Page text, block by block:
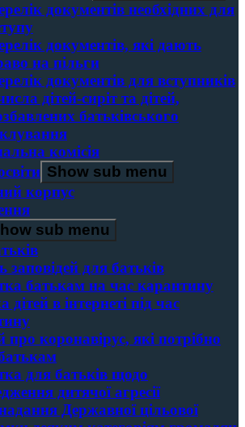
документів необхідних для
документів, які дають
на пільги
документів для вступників
дітей-сиріт та дітей,
батьківського
комісія
Show sub menu
корпус
sub menu
заповідей для батьків
батькам на час карантину
дітей в інтернеті під час
про коронавірус, які потрібно
для батьків щодо
дитячої агресії
Державної цільової